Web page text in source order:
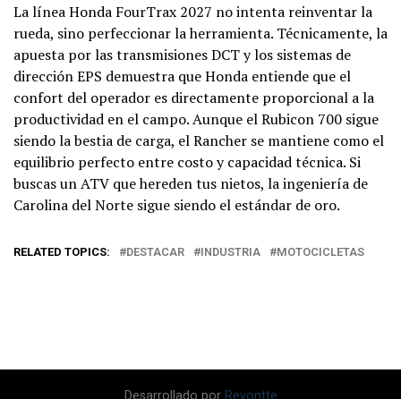
La línea Honda FourTrax 2027 no intenta reinventar la
rueda, sino perfeccionar la herramienta. Técnicamente, la
apuesta por las transmisiones DCT y los sistemas de
dirección EPS demuestra que Honda entiende que el
confort del operador es directamente proporcional a la
productividad en el campo. Aunque el Rubicon 700 sigue
siendo la bestia de carga, el Rancher se mantiene como el
equilibrio perfecto entre costo y capacidad técnica. Si
buscas un ATV que hereden tus nietos, la ingeniería de
Carolina del Norte sigue siendo el estándar de oro.
RELATED TOPICS: DESTACAR INDUSTRIA MOTOCICLETAS
Desarrollado por Revontte